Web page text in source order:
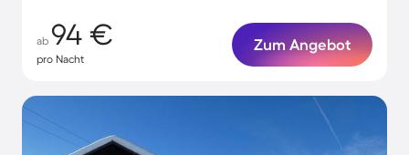
ab 94 €
pro Nacht
Zum Angebot